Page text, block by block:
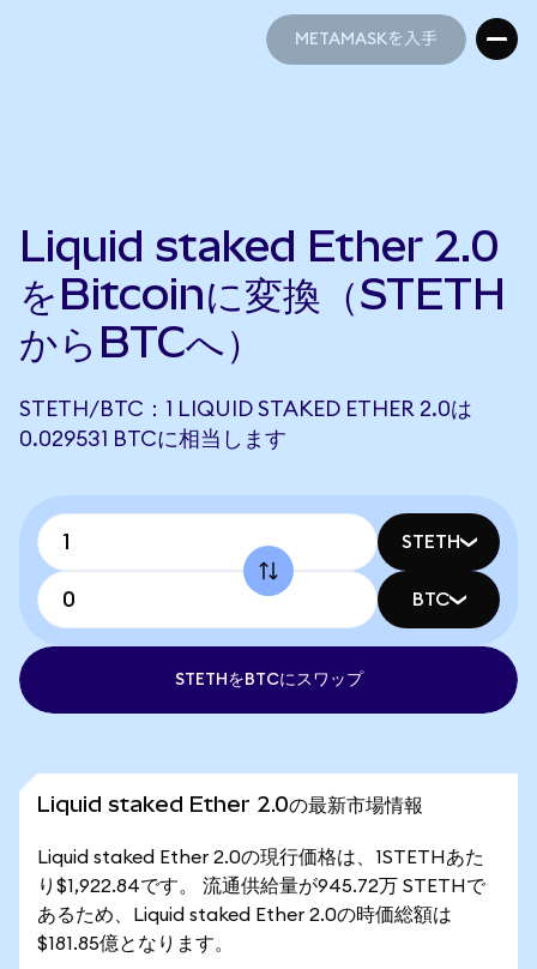
METAMASKを入手
Liquid staked Ether 2.0
をBitcoinに変換（STETH
からBTCへ）
STETH/BTC：1 LIQUID STAKED ETHER 2.0は
0.029531 BTCに相当します
STETH
BTC
STETHをBTCにスワップ
Liquid staked Ether 2.0の最新市場情報
Liquid staked Ether 2.0の現行価格は、1STETHあた
り$1,922.84です。 流通供給量が945.72万 STETHで
あるため、Liquid staked Ether 2.0の時価総額は
$181.85億となります。